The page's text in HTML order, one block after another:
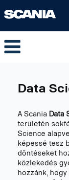
HUData
A Scania Data
területén
Science
képessé tesz
döntéseket
közlekedés
hozzánk,